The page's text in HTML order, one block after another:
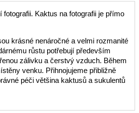
fotografii. Kaktus na fotografii je přímo
krásné nenáročné a velmi rozmanité
růstu potřebují především
zálivku a čerstvý vzduch. Během
venku. Přihnojujeme přibližně
péči většina kaktusů a sukulentů